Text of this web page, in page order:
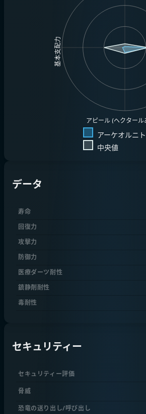
アピール (ヘクタール
基本支配力
アーケオルニ
中央値
データ
寿命
回復力
攻撃力
防御力
医療ダーツ耐性
鎮静剤耐性
毒耐性
セキュリティー
セキュリティー評価
脅威
恐竜の送り出し/呼び出し